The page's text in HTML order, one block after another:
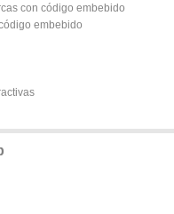
con código embebido
embebido